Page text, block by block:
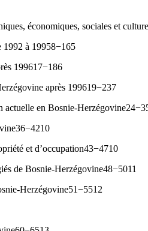
économiques, sociales et
à 19958−165
199617−186
après 199619−237
actuelle en Bosnie-
et d’occupation43−4710
de Bosnie-Herzégovine48−5011
Herzégovine51−5512